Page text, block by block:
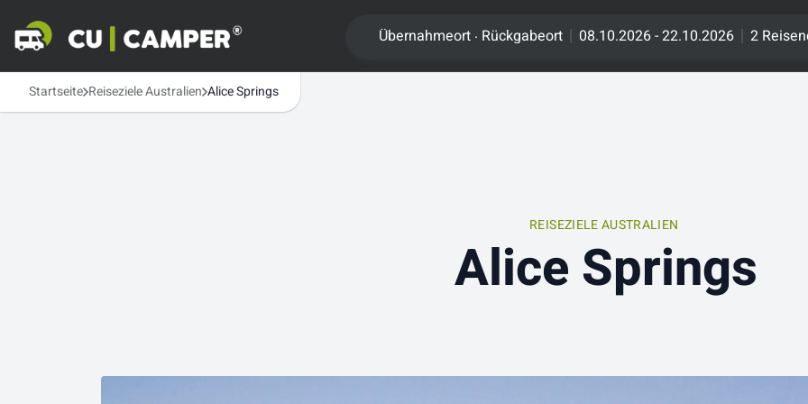
Übernahmeort . Rückgabeort 08.10.2026 - 22.10.2026 2
Startseite Reiseziele Australien Alice Springs
REISEZIELE AUSTRALIEN
Alice Springs